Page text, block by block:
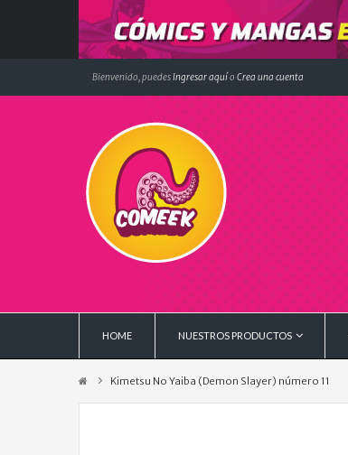
Bienvenido, puedesIngresar aquío Crea una cuenta
HOME NUESTROS PRODUCTOS
Kimetsu No Yaiba (Demon Slayer) número 11